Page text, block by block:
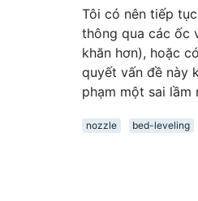
Tôi có nên tiếp
thông qua các ốc
khăn hơn), hoặc
quyết vấn đề này
phạm một sai lầm
nozzle bed-leveling